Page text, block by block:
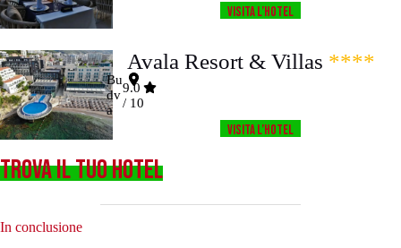
Visita l’HOTEL
Avala Resort & Villas ****
Bu
dv
a
9.0
/ 10
Visita l’HOTEL
TROVA IL TUO HOTEL
In conclusione